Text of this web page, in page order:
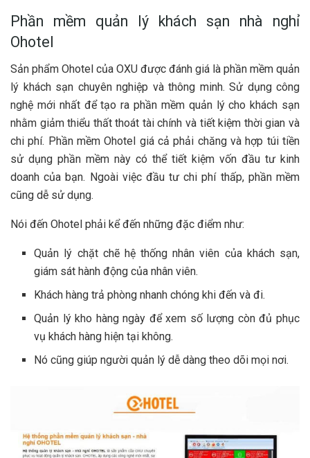
Phần mềm quản lý khách sạn nhà nghỉ
Ohotel
Sản phẩm Ohotel của OXU được đánh giá là phần mềm quản
lý khách sạn chuyên nghiệp và thông minh. Sử dụng công
nghệ mới nhất để tạo ra phần mềm quản lý cho khách sạn
nhằm giảm thiểu thất thoát tài chính và tiết kiệm thời gian và
chi phí. Phần mềm Ohotel giá cả phải chăng và hợp túi tiền
sử dụng phần mềm này có thể tiết kiệm vốn đầu tư kinh
doanh của bạn. Ngoài việc đầu tư chi phí thấp, phần mềm
cũng dễ sử dụng.
Nói đến Ohotel phải kể đến những đặc điểm như:
Quản lý chặt chẽ hệ thống nhân viên của khách sạn,
giám sát hành động của nhân viên.
Khách hàng trả phòng nhanh chóng khi đến và đi.
Quản lý kho hàng ngày để xem số lượng còn đủ phục
vụ khách hàng hiện tại không.
Nó cũng giúp người quản lý dễ dàng theo dõi mọi nơi.